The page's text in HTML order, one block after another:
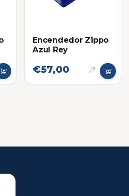
Encendedor Zippo
Azul Rey
€57,00